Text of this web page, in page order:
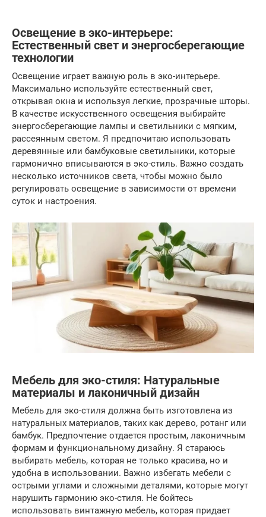
Освещение в эко-интерьере:
Естественный свет и энергосберегающие
технологии
Освещение играет важную роль в эко-интерьере.
Максимально используйте естественный свет,
открывая окна и используя легкие, прозрачные шторы.
В качестве искусственного освещения выбирайте
энергосберегающие лампы и светильники с мягким,
рассеянным светом. Я предпочитаю использовать
деревянные или бамбуковые светильники, которые
гармонично вписываются в эко-стиль. Важно создать
несколько источников света, чтобы можно было
регулировать освещение в зависимости от времени
суток и настроения.
Мебель для эко-стиля: Натуральные
материалы и лаконичный дизайн
Мебель для эко-стиля должна быть изготовлена из
натуральных материалов, таких как дерево, ротанг или
бамбук. Предпочтение отдается простым, лаконичным
формам и функциональному дизайну. Я стараюсь
выбирать мебель, которая не только красива, но и
удобна в использовании. Важно избегать мебели с
острыми углами и сложными деталями, которые могут
нарушить гармонию эко-стиля. Не бойтесь
использовать винтажную мебель, которая придает